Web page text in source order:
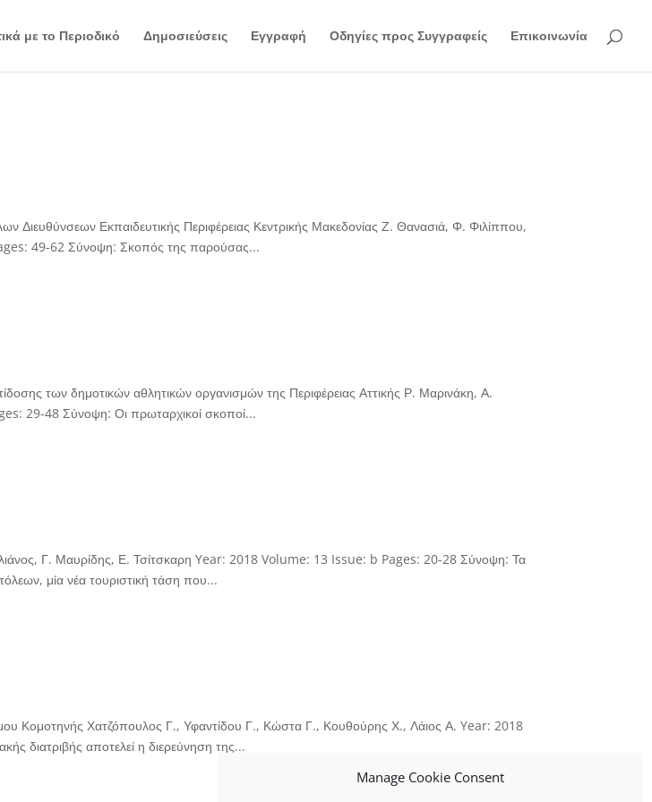
Manage Cookie Consent
με το Περιοδικό Δημοσιεύσεις Εγγραφή Οδηγίες προς Συγγραφείς Επικοινωνία
Διευθύνσεων Εκπαιδευτικής Περιφέρειας Κεντρικής Μακεδονίας Ζ. Θανασιά, Φ. Φιλίππου,
49-62 Σύνοψη: Σκοπός της παρούσας...
των δημοτικών αθλητικών οργανισμών της Περιφέρειας Αττικής Ρ. Μαρινάκη, Α.
29-48 Σύνοψη: Οι πρωταρχικοί σκοποί...
Γ. Μαυρίδης, Ε. Τσίτσκαρη Year: 2018 Volume: 13 Issue: b Pages: 20-28 Σύνοψη: Τα
μία νέα τουριστική τάση που...
Κομοτηνής Χατζόπουλος Γ., Υφαντίδου Γ., Κώστα Γ., Κουθούρης Χ., Λάιος Α. Year: 2018
διατριβής αποτελεί η διερεύνηση της...